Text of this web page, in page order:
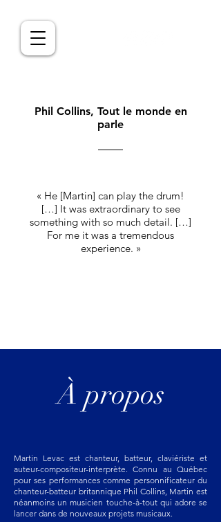
Phil Collins, Tout le monde en
parle
« He [Martin] can play the drum!
[…] It was extraordinary to see
something with so much detail. […]
For me it was a tremendous
experience. »
À propos
Martin Levac est chanteur, batteur, claviériste et
auteur-compositeur-interprète. Connu au Québec
pour ses performances comme personnificateur du
chanteur-batteur britannique Phil Collins, Martin est
néanmoins un musicien touche-à-tout qui adore se
lancer dans de nouveaux projets musicaux.